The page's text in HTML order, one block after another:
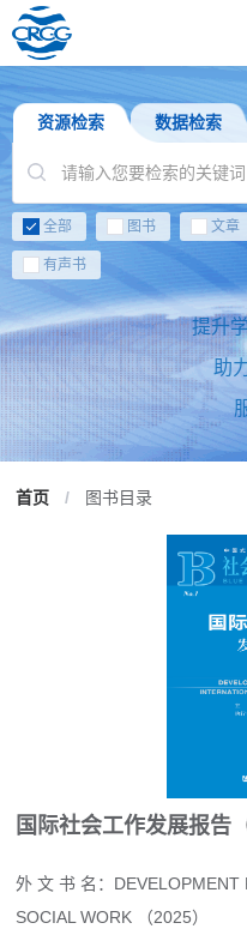
资源检索 数据检索
全部 图书 文章
有声书
提升
助
首页 / 图书目录
国际社会工作发展报告
外 文 书 名： DEVELOPMENT
SOCIAL WORK （2025）